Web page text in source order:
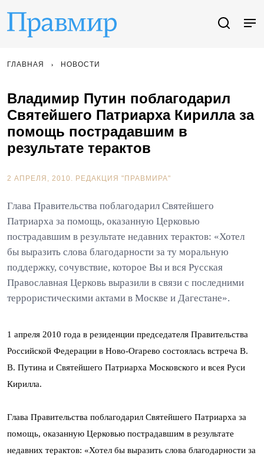
ГЛАВНАЯ НОВОСТИ
Владимир Путин поблагодарил
Святейшего Патриарха Кирилла за
помощь пострадавшим в
результате терактов
2 АПРЕЛЯ, 2010. РЕДАКЦИЯ "ПРАВМИРА"
Глава Правительства поблагодарил Святейшего
Патриарха за помощь, оказанную Церковью
пострадавшим в результате недавних терактов: «Хотел
бы выразить слова благодарности за ту моральную
поддержку, сочувствие, которое Вы и вся Русская
Православная Церковь выразили в связи с последними
террористическими актами в Москве и Дагестане».
1 апреля 2010 года в резиденции председателя Правительства
Российской Федерации в Ново-Огарево состоялась встреча В.
В. Путина и Святейшего Патриарха Московского и всея Руси
Кирилла.
Глава Правительства поблагодарил Святейшего Патриарха за
помощь, оказанную Церковью пострадавшим в результате
недавних терактов: «Хотел бы выразить слова благодарности за